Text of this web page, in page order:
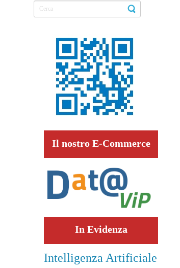
Il nostro E-Commerce
In Evidenza
Intelligenza Artificiale